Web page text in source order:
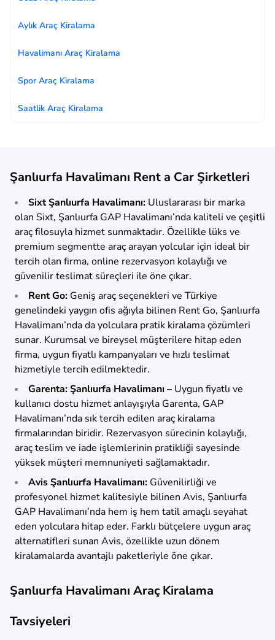
Aylık Araç Kiralama
Havalimanı Araç Kiralama
Spor Araç Kiralama
Saatlik Araç Kiralama
Şanlıurfa Havalimanı Rent a Car Şirketleri
Sixt Şanlıurfa Havalimanı: Uluslararası bir marka
olan Sixt, Şanlıurfa GAP Havalimanı’nda kaliteli ve çeşitli
araç filosuyla hizmet sunmaktadır. Özellikle lüks ve
premium segmentte araç arayan yolcular için ideal bir
tercih olan firma, online rezervasyon kolaylığı ve
güvenilir teslimat süreçleri ile öne çıkar.
Rent Go: Geniş araç seçenekleri ve Türkiye
genelindeki yaygın ofis ağıyla bilinen Rent Go, Şanlıurfa
Havalimanı’nda da yolculara pratik kiralama çözümleri
sunar. Kurumsal ve bireysel müşterilere hitap eden
firma, uygun fiyatlı kampanyaları ve hızlı teslimat
hizmetiyle tercih edilmektedir.
Garenta: Şanlıurfa Havalimanı – Uygun fiyatlı ve
kullanıcı dostu hizmet anlayışıyla Garenta, GAP
Havalimanı’nda sık tercih edilen araç kiralama
firmalarından biridir. Rezervasyon sürecinin kolaylığı,
araç teslim ve iade işlemlerinin pratikliği sayesinde
yüksek müşteri memnuniyeti sağlamaktadır.
Avis Şanlıurfa Havalimanı: Güvenilirliği ve
profesyonel hizmet kalitesiyle bilinen Avis, Şanlıurfa
GAP Havalimanı’nda hem iş hem tatil amaçlı seyahat
eden yolculara hitap eder. Farklı bütçelere uygun araç
alternatifleri sunan Avis, özellikle uzun dönem
kiralamalarda avantajlı paketleriyle öne çıkar.
Şanlıurfa Havalimanı Araç Kiralama
Tavsiyeleri